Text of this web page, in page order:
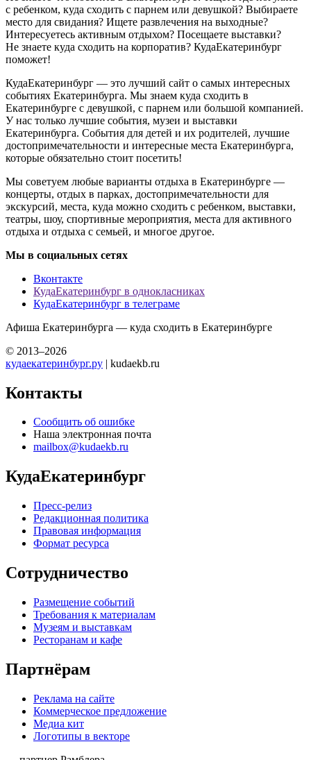
с ребенком, куда сходить с парнем или девушкой? Выбираете
место для свидания? Ищете развлечения на выходные?
Интересуетесь активным отдыхом? Посещаете выставки?
Не знаете куда сходить на корпоратив? КудаЕкатеринбург
поможет!
КудаЕкатеринбург — это лучший сайт о самых интересных
событиях Екатеринбурга. Мы знаем куда сходить в
Екатеринбурге с девушкой, с парнем или большой компанией.
У нас только лучшие события, музеи и выставки
Екатеринбурга. События для детей и их родителей, лучшие
достопримечательности и интересные места Екатеринбурга,
которые обязательно стоит посетить!
Мы советуем любые варианты отдыха в Екатеринбурге —
концерты, отдых в парках, достопримечательности для
экскурсий, места, куда можно сходить с ребенком, выставки,
театры, шоу, спортивные мероприятия, места для активного
отдыха и отдыха с семьей, и многое другое.
Мы в социальных сетях
Вконтакте
КудаЕкатеринбург в однокласниках
КудаЕкатеринбург в телеграме
Афиша Екатеринбурга — куда сходить в Екатеринбурге
© 2013–2026
кудаекатеринбург.ру | kudaekb.ru
Контакты
Сообщить об ошибке
Наша электронная почта
mailbox@kudaekb.ru
КудаЕкатеринбург
Пресс-релиз
Редакционная политика
Правовая информация
Формат ресурса
Сотрудничество
Размещение событий
Требования к материалам
Музеям и выставкам
Ресторанам и кафе
Партнёрам
Реклама на сайте
Коммерческое предложение
Медиа кит
Логотипы в векторе